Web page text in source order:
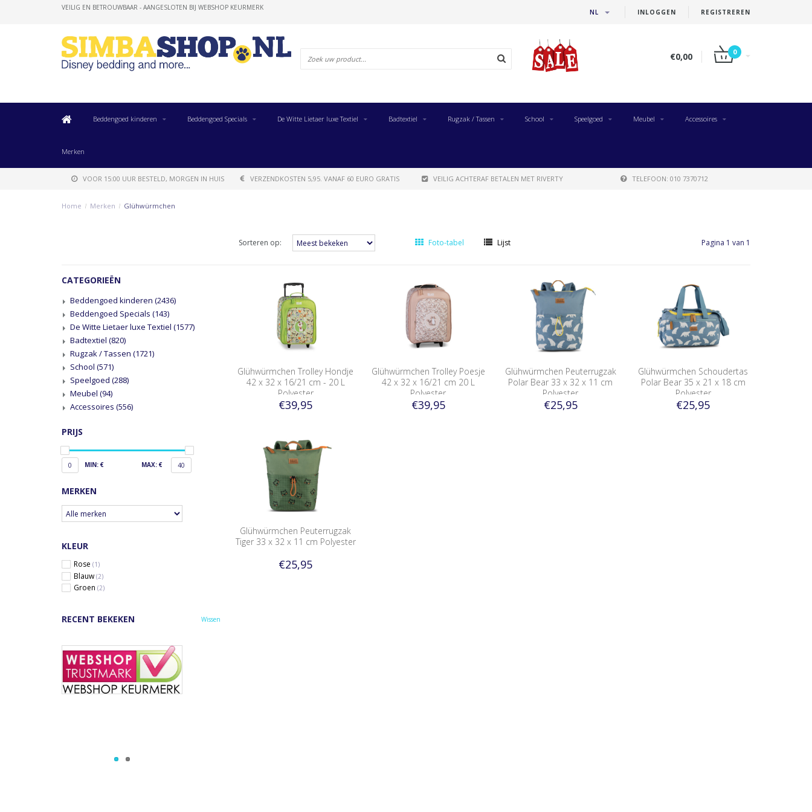
INLOGGEN REGISTREREN
NL
VEILIG EN BETROUWBAAR - AANGESLOTEN BIJ WEBSHOP KEURMERK
€0,00 0
Beddengoed kinderen Beddengoed Specials De Witte Lietaer luxe Textiel Badtextiel Rugzak / Tassen School Speelgoed Meubel Accessoires
Merken
VOOR 15:00 UUR BESTELD, MORGEN IN HUIS VERZENDKOSTEN 5,95. VANAF 60 EURO GRATIS VEILIG ACHTERAF BETALEN MET RIVERTY TELEFOON: 010 7370712
Home / Merken / Glühwürmchen
Sorteren op: Foto-tabel Lijst Pagina 1 van 1
CATEGORIEËN
Beddengoed kinderen (2436)
Beddengoed Specials (143)
De Witte Lietaer luxe Textiel (1577)
Badtextiel (820)
Rugzak / Tassen (1721)
School (571)
Speelgoed (288)
Meubel (94)
Accessoires (556)
PRIJS
0 MIN: € MAX: € 40
MERKEN
KLEUR
Rose (1)
Blauw (2)
Groen (2)
RECENT BEKEKEN Wissen
Glühwürmchen Trolley Hondje
42 x 32 x 16/21 cm - 20 L
Polyester
€39,95
Glühwürmchen Trolley Poesje
42 x 32 x 16/21 cm 20 L
Polyester
€39,95
Glühwürmchen Peuterrugzak
Polar Bear 33 x 32 x 11 cm
Polyester
€25,95
Glühwürmchen Schoudertas
Polar Bear 35 x 21 x 18 cm
Polyester
€25,95
Glühwürmchen Peuterrugzak
Tiger 33 x 32 x 11 cm Polyester
€25,95